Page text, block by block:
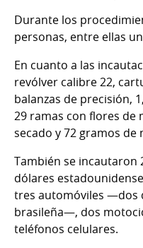
Durante los
personas, entre ellas
En cuanto a las
revólver calibre 22,
balanzas de precisión,
29 ramas con flores de
secado y 72 gramos de
También se incautaron
dólares
tres automóviles —dos
brasileña—, dos
teléfonos celulares.